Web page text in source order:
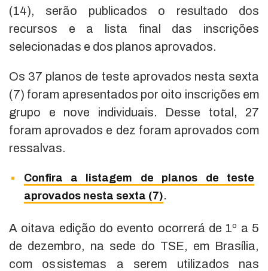
(14), serão publicados o resultado dos
recursos e a lista final das inscrições
selecionadas e dos planos aprovados.
Os 37 planos de teste aprovados nesta sexta
(7) foram apresentados por oito inscrições em
grupo e nove individuais. Desse total, 27
foram aprovados e dez foram aprovados com
ressalvas.
Confira a listagem de planos de teste
aprovados nesta sexta (7).
A oitava edição do evento ocorrerá de 1º a 5
de dezembro, na sede do TSE, em Brasília,
com os sistemas a serem utilizados nas